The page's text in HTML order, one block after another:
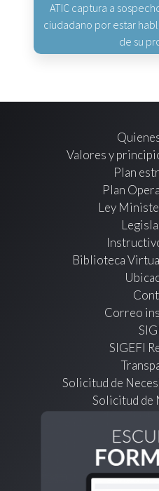
ATIC captura a
ciudadano por estar
de su
Valores y
Plan
Plan
Ley
Biblioteca
Correo
SIGEFI
Solicitud de
Solicitud de